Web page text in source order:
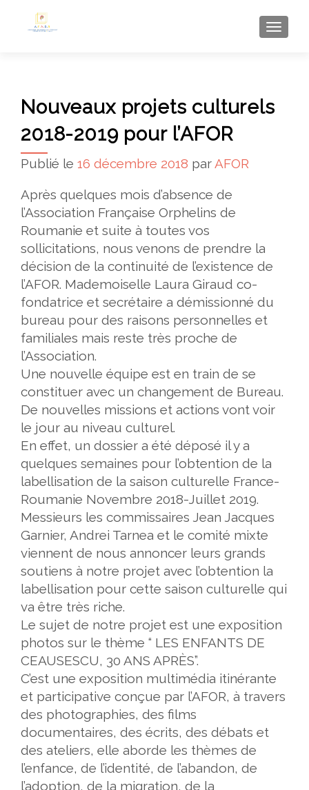
Nouveaux projets culturels
2018-2019 pour l’AFOR
Publié le 16 décembre 2018 par AFOR
Après quelques mois d’absence de
l’Association Française Orphelins de
Roumanie et suite à toutes vos
sollicitations, nous venons de prendre la
décision de la continuité de l’existence de
l’AFOR. Mademoiselle Laura Giraud co-
fondatrice et secrétaire a démissionné du
bureau pour des raisons personnelles et
familiales mais reste très proche de
l’Association.
Une nouvelle équipe est en train de se
constituer avec un changement de Bureau.
De nouvelles missions et actions vont voir
le jour au niveau culturel.
En effet, un dossier a été déposé il y a
quelques semaines pour l’obtention de la
labellisation de la saison culturelle France-
Roumanie Novembre 2018-Juillet 2019.
Messieurs les commissaires Jean Jacques
Garnier, Andrei Tarnea et le comité mixte
viennent de nous annoncer leurs grands
soutiens à notre projet avec l’obtention la
labellisation pour cette saison culturelle qui
va être très riche.
Le sujet de notre projet est une exposition
photos sur le thème “ LES ENFANTS DE
CEAUSESCU, 30 ANS APRÈS”.
C’est une exposition multimédia itinérante
et participative conçue par l’AFOR, à travers
des photographies, des films
documentaires, des écrits, des débats et
des ateliers, elle aborde les thèmes de
l’enfance, de l’identité, de l’abandon, de
l’adoption, de la migration, de la